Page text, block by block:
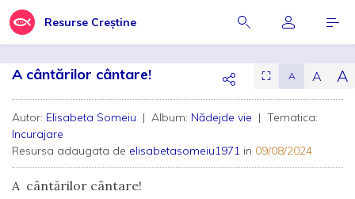
Resurse Creștine
A cântărilor cântare! ⛶ A A A
Autor: Elisabeta Someiu | Album: Nădejde vie | Tematica:
Incurajare
Resursa adaugata de elisabetasomeiu1971 in 09/08/2024
A  cântărilor cântare!